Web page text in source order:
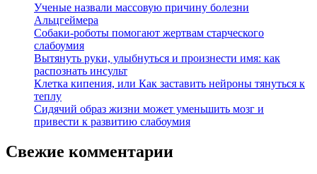
Ученые назвали массовую причину болезни
Альцгеймера
Собаки-роботы помогают жертвам старческого
слабоумия
Вытянуть руки, улыбнуться и произнести имя: как
распознать инсульт
Клетка кипения, или Как заставить нейроны тянуться к
теплу
Сидячий образ жизни может уменьшить мозг и
привести к развитию слабоумия
Свежие комментарии